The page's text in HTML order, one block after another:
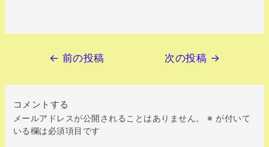
← 前の投稿 次の投稿 →
コメントする
メールアドレスが公開されることはありません。 ※ が付いて
いる欄は必須項目です